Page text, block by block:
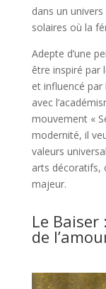
dans un
solaires où la
Adepte d’une
être inspiré par
et influencé par
avec
mouvement «
modernité, il
valeurs
arts décoratifs,
majeur.
Le
de